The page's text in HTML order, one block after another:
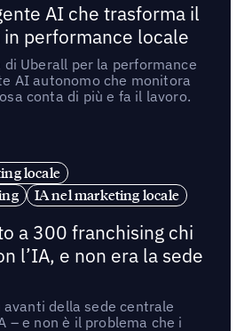
AI che trasforma il
performance locale
di Uberall per la performance
AI autonomo che monitora
conta di più e fa il lavoro.
locale
IA nel marketing locale
a 300 franchising chi
l’IA, e non era la sede
della sede centrale
– e non è il problema che i